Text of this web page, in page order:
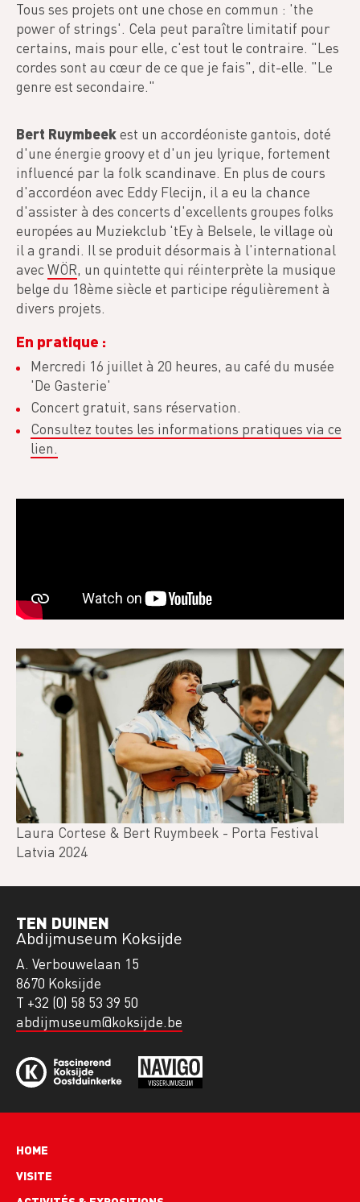
Tous ses projets ont une chose en commun : 'the
power of strings'. Cela peut paraître limitatif pour
certains, mais pour elle, c'est tout le contraire. "Les
cordes sont au cœur de ce que je fais", dit-elle. "Le
genre est secondaire."
Bert Ruymbeekest un accordéoniste gantois, doté
d'une énergie groovy et d'un jeu lyrique, fortement
influencé par la folk scandinave. En plus de cours
d'accordéon avec Eddy Flecijn, il a eu la chance
d'assister à des concerts d'excellents groupes folks
europées au Muziekclub 'tEy à Belsele, le village où
il a grandi. Il se produit désormais à l'international
avec WÖR, un quintette qui réinterprète la musique
belge du 18ème siècle et participe régulièrement à
divers projets.
En pratique :
Mercredi 16 juillet à 20 heures, au café du musée
'De Gasterie'
Concert gratuit, sans réservation.
Consultez toutes les informations pratiques via ce
lien.
Laura Cortese & Bert Ruymbeek - Porta Festival
Latvia 2024
TEN DUINEN
Abdijmuseum Koksijde
A. Verbouwelaan 15
8670 Koksijde
T +32 (0) 58 53 39 50
abdijmuseum@koksijde.be
Hoofdnavigatie
HOME
VISITE